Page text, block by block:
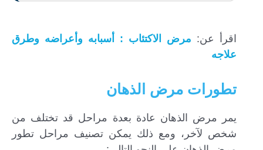
اقرأ عن: مرض الاكتئاب : أسبابه وأعراضه وطرق
علاجه
تطورات مرض الذهان
يمر مرض الذهان عادة بعدة مراحل قد تختلف من
شخص لآخر، ومع ذلك يمكن تصنيف مراحل تطور